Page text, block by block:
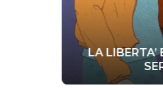
LA LIBERTA’